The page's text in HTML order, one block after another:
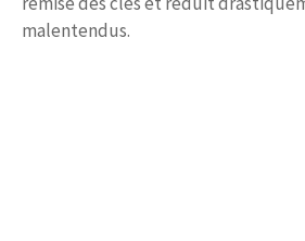
malentendus.